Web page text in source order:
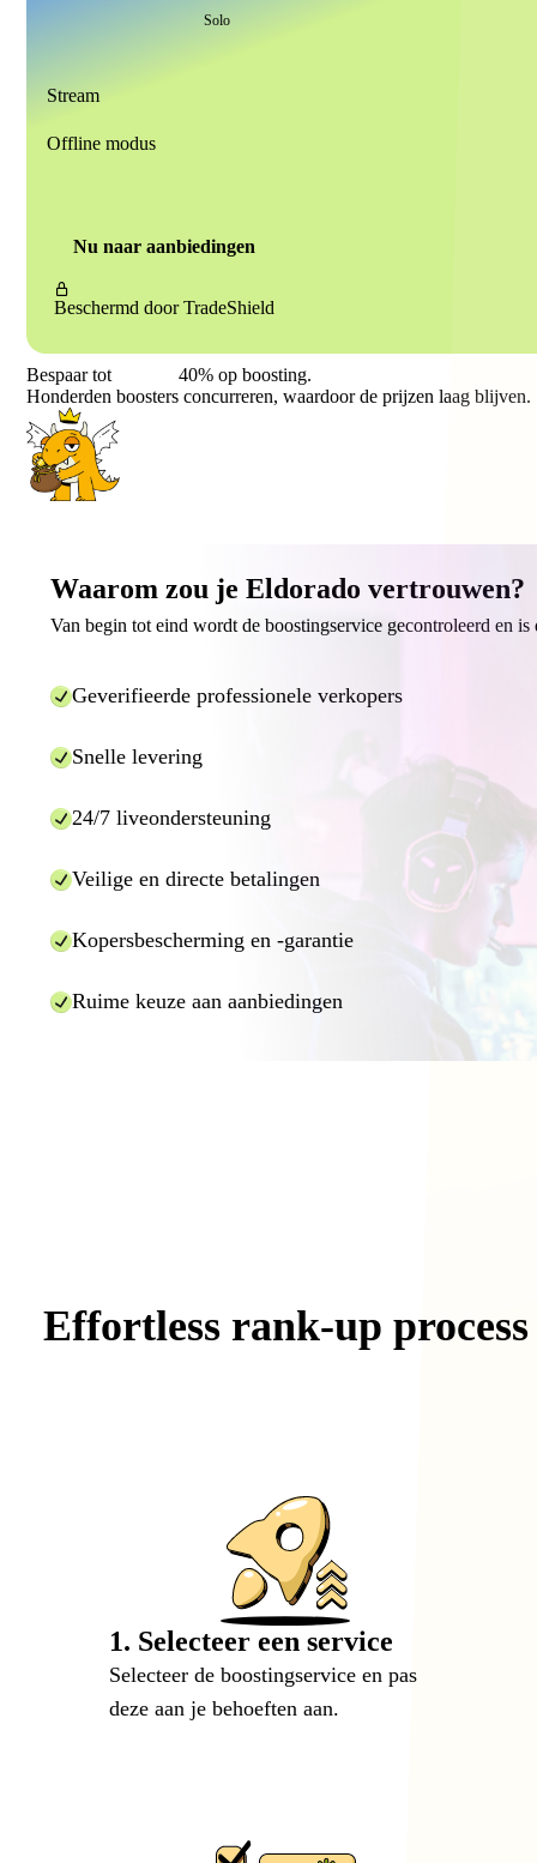
Solo
Stream
Offline modus
Nu naar aanbiedingen
Beschermd doorTradeShield
Bespaar tot 40% op boosting.
Honderden boosters concurreren, waardoor de prijzen laag blijven.
Waarom zou je Eldorado vertrouwen?
Van begin tot eind wordt de boostingservice gecontroleerd en is
Geverifieerde professionele verkopers
Snelle levering
24/7 liveondersteuning
Veilige en directe betalingen
Kopersbescherming en -garantie
Ruime keuze aan aanbiedingen
Effortless rank-up process
1. Selecteer een service
Selecteer de boostingservice en pas
deze aan je behoeften aan.